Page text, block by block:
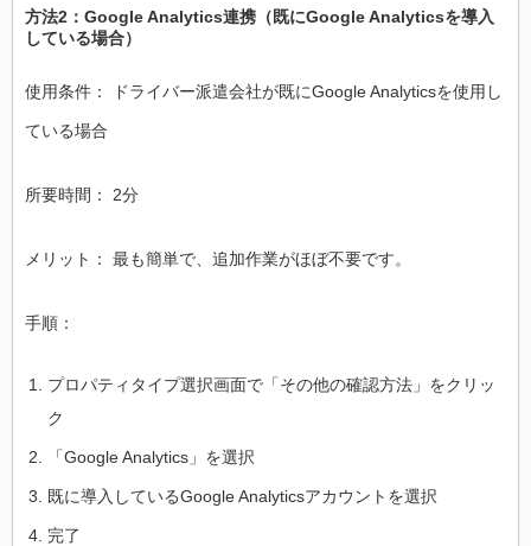
方法2：Google Analytics連携（既にGoogle Analyticsを導入
している場合）
使用条件： ドライバー派遣会社が既にGoogle Analyticsを使用し
ている場合
所要時間： 2分
メリット： 最も簡単で、追加作業がほぼ不要です。
手順：
プロパティタイプ選択画面で「その他の確認方法」をクリッ
ク
「Google Analytics」を選択
既に導入しているGoogle Analyticsアカウントを選択
完了